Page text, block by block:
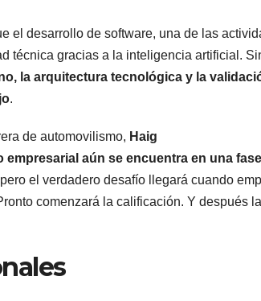
el desarrollo de software, una de las
técnica gracias a la inteligencia artificial.
la arquitectura tecnológica y la
.
de automovilismo, Haig
empresarial aún se encuentra en una
el verdadero desafío llegará cuando
comenzará la calificación. Y después la